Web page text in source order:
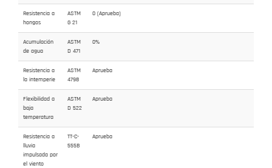
Resistencia a
hongos
ASTM
G 21
0 (Aprueba)
Acumulación
de agua
ASTM
D 471
0%
Resistencia a
la intemperie
ASTM
4798
Aprueba
Flexibilidad a
baja
temperatura
ASTM
D 522
Aprueba
Resistencia a
lluvia
impulsada por
el viento
TT-C-
555B
Aprueba